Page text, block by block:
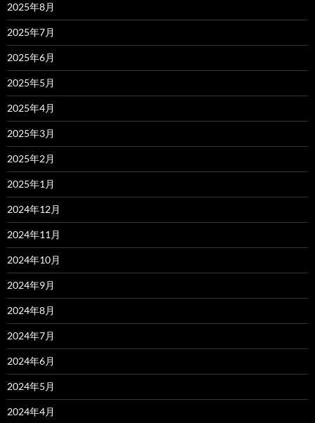
2025年8月
2025年7月
2025年6月
2025年5月
2025年4月
2025年3月
2025年2月
2025年1月
2024年12月
2024年11月
2024年10月
2024年9月
2024年8月
2024年7月
2024年6月
2024年5月
2024年4月